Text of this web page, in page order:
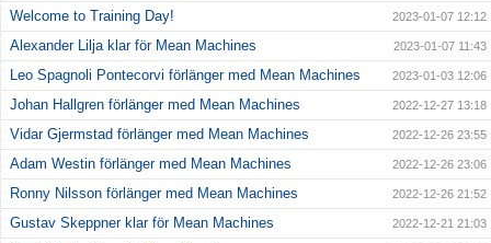
Welcome to Training Day! 2023-01-07 12:12
Alexander Lilja klar för Mean Machines 2023-01-07 11:43
Leo Spagnoli Pontecorvi förlänger med Mean Machines 2023-01-03 12:06
Johan Hallgren förlänger med Mean Machines 2022-12-27 13:18
Vidar Gjermstad förlänger med Mean Machines 2022-12-26 23:55
Adam Westin förlänger med Mean Machines 2022-12-26 23:06
Ronny Nilsson förlänger med Mean Machines 2022-12-26 21:52
Gustav Skeppner klar för Mean Machines 2022-12-21 21:03